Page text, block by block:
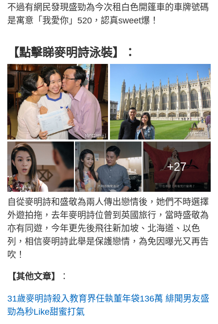
不過有網民發現盛勁為今次租白色開篷車的車牌號碼
是寓意「我愛你」520，認真sweet爆！
【點擊睇麥明詩泳裝】：
+27
自從麥明詩和盛敬為兩人傳出戀情後，她們不時選擇
外遊拍拖，去年麥明詩位曾到英國旅行，當時盛敬為
亦有同遊，今年更先後飛往新加坡、北海道、以色
列，相信麥明詩此舉是保護戀情，為免因曝光又再告
吹！
【其他文章】 ：
31歲麥明詩殺入教育界任執董年袋136萬 緋聞男友盛
勁為秒Like甜蜜打氣